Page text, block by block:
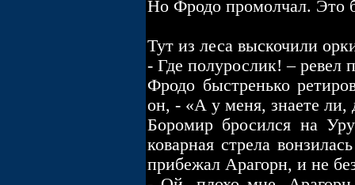
Но Фродо промолчал. Это
Тут из леса выскочили
- Где полурослик! – ревел
Фродо быстренько
он, - «А у меня, знаете ли,
Боромир бросился на
коварная стрела
прибежал Арагорн, и не